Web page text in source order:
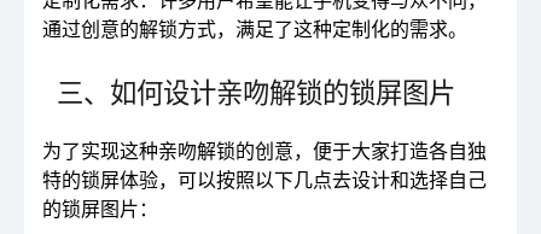
通过创意的解锁方式，满足了这种定制化的需求。
三、如何设计亲吻解锁的锁屏图片
为了实现这种亲吻解锁的创意，便于大家打造各自独
特的锁屏体验，可以按照以下几点去设计和选择自己
的锁屏图片：